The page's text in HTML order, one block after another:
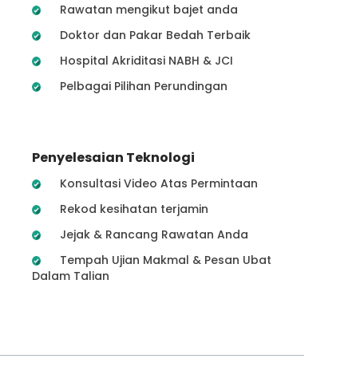
Rawatan mengikut bajet anda
Doktor dan Pakar Bedah Terbaik
Hospital Akriditasi NABH & JCI
Pelbagai Pilihan Perundingan
Penyelesaian Teknologi
Konsultasi Video Atas Permintaan
Rekod kesihatan terjamin
Jejak & Rancang Rawatan Anda
Tempah Ujian Makmal & Pesan Ubat
Dalam Talian